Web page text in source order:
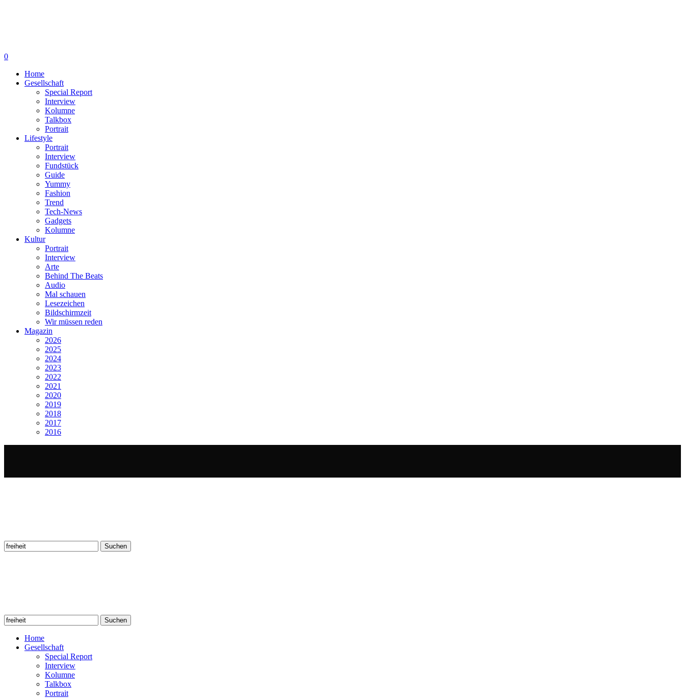
0
Home
Gesellschaft
Special Report
Interview
Kolumne
Talkbox
Portrait
Lifestyle
Portrait
Interview
Fundstück
Guide
Yummy
Fashion
Trend
Tech-News
Gadgets
Kolumne
Kultur
Portrait
Interview
Arte
Behind The Beats
Audio
Mal schauen
Lesezeichen
Bildschirmzeit
Wir müssen reden
Magazin
2026
2025
2024
2023
2022
2021
2020
2019
2018
2017
2016
Suchen
nach:
Suchen
nach:
Home
Gesellschaft
Special Report
Interview
Kolumne
Talkbox
Portrait